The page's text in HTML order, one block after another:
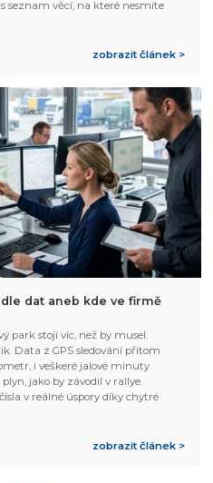
seznam věcí, na které nesmíte
zobrazit článek >
dat aneb kde ve firmě
park stojí víc, než by musel.
Data z GPS sledování přitom
i veškeré jalové minuty
jako by závodil v rallye.
v reálné úspory díky chytré
zobrazit článek >